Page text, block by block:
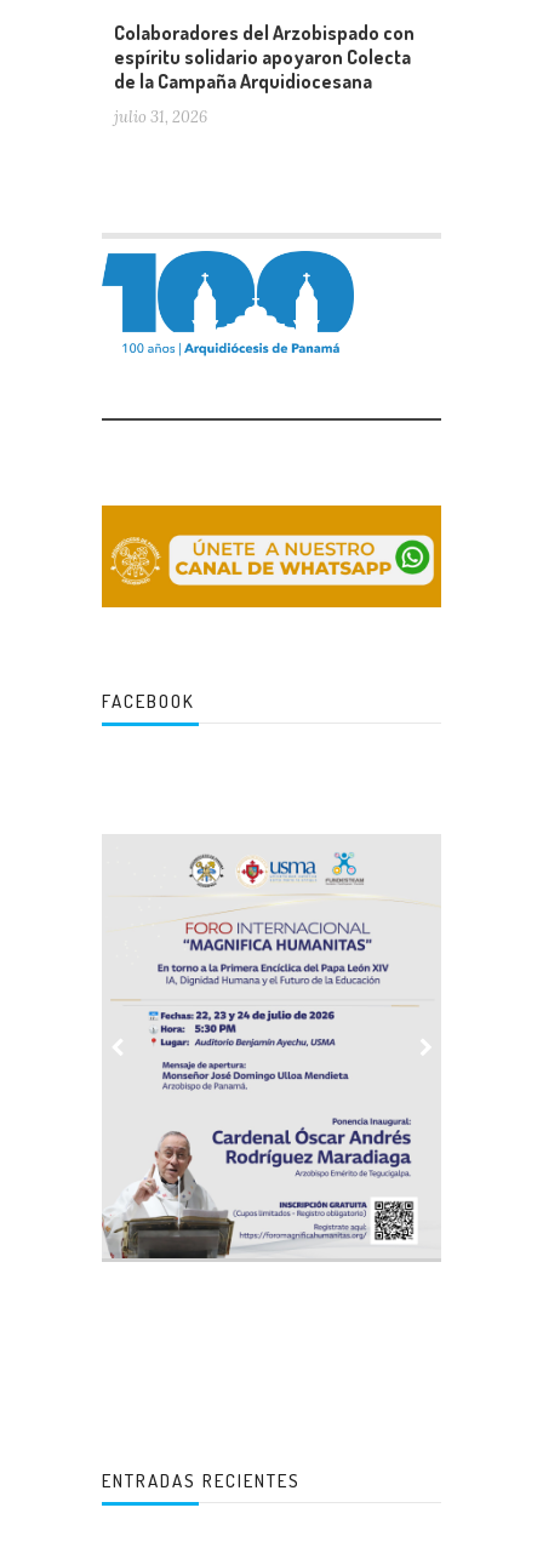
Colaboradores del Arzobispado con
espíritu solidario apoyaron Colecta
de la Campaña Arquidiocesana
julio 31, 2026
FACEBOOK
ENTRADAS RECIENTES